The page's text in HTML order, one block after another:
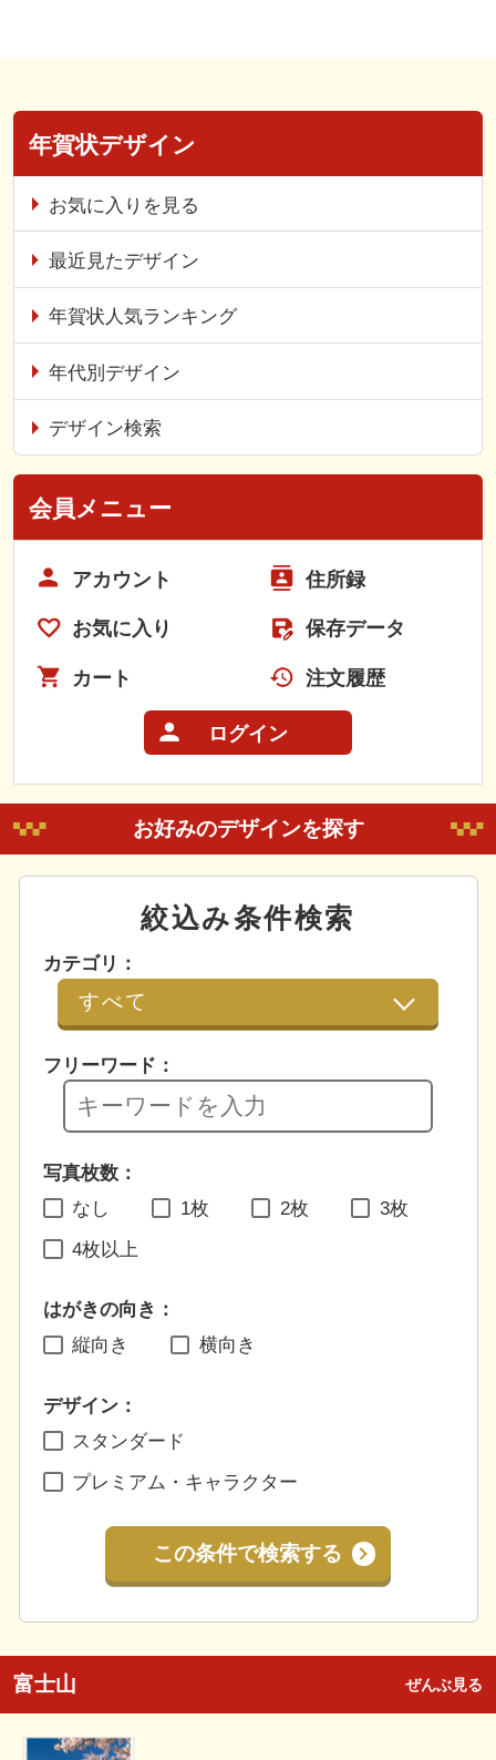
年賀状デザイン
お気に入りを見る
最近見たデザイン
年賀状人気ランキング
年代別デザイン
デザイン検索
会員メニュー
アカウント 住所録
お気に入り 保存データ
カート 注文履歴
ログイン
お好みのデザインを探す
絞込み条件検索
カテゴリ：
フリーワード：
写真枚数：
なし
1枚 2枚 3枚
4枚以上
はがきの向き：
縦向き
横向き
デザイン：
スタンダード
プレミアム・キャラクター
この条件で検索する
富士山 ぜんぶ見る